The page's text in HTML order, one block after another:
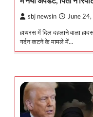
sbj newsin June
हाथरस में दिल दहलाने वाला
गर्दन कटने के मामले में…